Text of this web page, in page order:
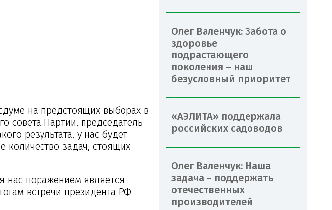
на предстоящих выборах в
совета Партии, председатель
результата, у нас будет
количество задач, стоящих
нас поражением является
встречи президента РФ
Олег Валенчук: Забота о
здоровье
подрастающего
поколения – наш
безусловный приоритет
«АЭЛИТА» поддержала
российских садоводов
Олег Валенчук: Наша
задача – поддержать
отечественных
производителей